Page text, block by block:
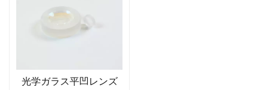
光学ガラス平凹レンズ